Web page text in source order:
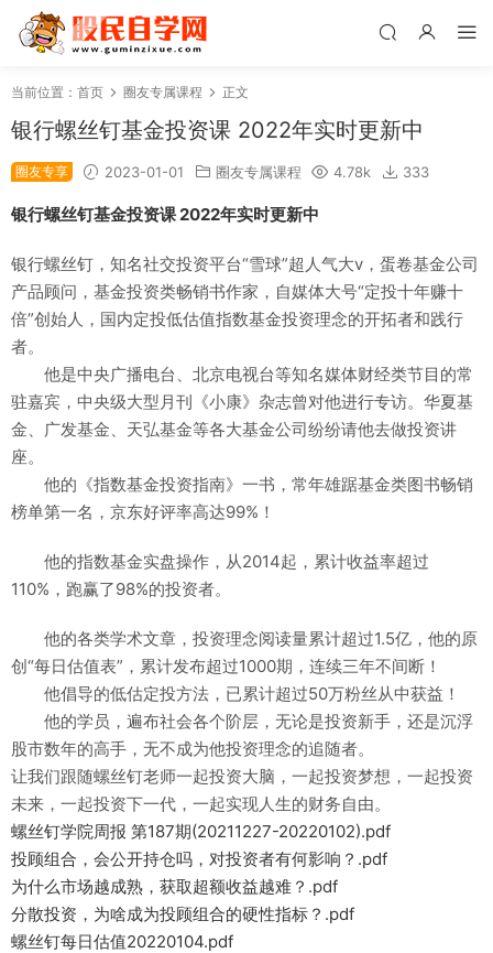
当前位置： 首页 圈友专属课程 正文
银行螺丝钉基金投资课 2022年实时更新中
圈友专享 2023-01-01 圈友专属课程 4.78k 333
银行螺丝钉基金投资课 2022年实时更新中
银行螺丝钉，知名社交投资平台“雪球”超人气大v，蛋卷基金公司
产品顾问，基金投资类畅销书作家，自媒体大号“定投十年赚十
倍”创始人，国内定投低估值指数基金投资理念的开拓者和践行
者。
他是中央广播电台、北京电视台等知名媒体财经类节目的常
驻嘉宾，中央级大型月刊《小康》杂志曾对他进行专访。华夏基
金、广发基金、天弘基金等各大基金公司纷纷请他去做投资讲
座。
他的《指数基金投资指南》一书，常年雄踞基金类图书畅销
榜单第一名，京东好评率高达99%！
他的指数基金实盘操作，从2014起，累计收益率超过
110%，跑赢了98%的投资者。
他的各类学术文章，投资理念阅读量累计超过1.5亿，他的原
创“每日估值表”，累计发布超过1000期，连续三年不间断！
他倡导的低估定投方法，已累计超过50万粉丝从中获益！
他的学员，遍布社会各个阶层，无论是投资新手，还是沉浮
股市数年的高手，无不成为他投资理念的追随者。
让我们跟随螺丝钉老师一起投资大脑，一起投资梦想，一起投资
未来，一起投资下一代，一起实现人生的财务自由。
螺丝钉学院周报 第187期(20211227-20220102).pdf
投顾组合，会公开持仓吗，对投资者有何影响？.pdf
为什么市场越成熟，获取超额收益越难？.pdf
分散投资，为啥成为投顾组合的硬性指标？.pdf
螺丝钉每日估值20220104.pdf